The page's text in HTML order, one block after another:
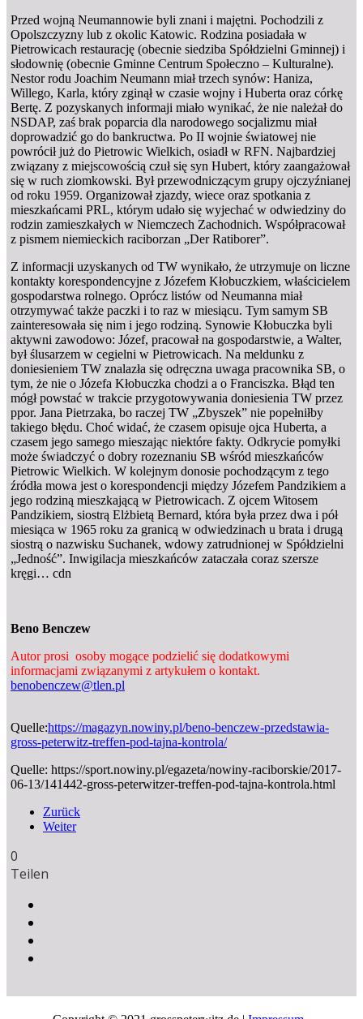
Przed wojną Neumannowie byli znani i majętni. Pochodzili z
Opolszczyzny lub z okolic Katowic. Rodzina posiadała w
Pietrowicach restaurację (obecnie siedziba Spółdzielni Gminnej) i
słodownię (obecnie Gminne Centrum Społeczno – Kulturalne).
Nestor rodu Joachim Neumann miał trzech synów: Haniza,
Willego, Karla, który zginął w czasie wojny i Huberta oraz córkę
Bertę. Z pozyskanych informaji miało wynikać, że nie należał do
NSDAP, zaś brak poparcia dla narodowego socjalizmu miał
doprowadzić go do bankructwa. Po II wojnie światowej nie
powrócił już do Pietrowic Wielkich, osiadł w RFN. Najbardziej
związany z miejscowością czuł się syn Hubert, który zaangażował
się w ruch ziomkowski. Był przewodniczącym grupy ojczyźnianej
od roku 1959. Organizował zjazdy, wiece oraz spotkania z
mieszkańcami PRL, którym udało się wyjechać w odwiedziny do
rodzin zamieszkałych w Niemczech Zachodnich. Współpracował
z pismem niemieckich raciborzan „Der Ratiborer”.
Z informacji uzyskanych od TW wynikało, że utrzymuje on liczne
kontakty korespondencyjne z Józefem Kłobuczkiem, właścicielem
gospodarstwa rolnego. Oprócz listów od Neumanna miał
otrzymywać także paczki i to raz w miesiącu. Tym samym SB
zainteresowała się nim i jego rodziną. Synowie Kłobuczka byli
aktywni zawodowo: Józef, pracował na gospodarstwie, a Walter,
był ślusarzem w cegielni w Pietrowicach. Na meldunku z
doniesieniem TW znalazła się odręczna uwaga pracownika SB, o
tym, że nie o Józefa Kłobuczka chodzi a o Franciszka. Błąd ten
mógł powstać w trakcie przygotowywania doniesienia TW przez
ppor. Jana Pietrzaka, bo raczej TW „Zbyszek” nie popełniłby
takiego błędu. Choć widać, że czasem opisuje ojca Huberta, a
czasem jego samego mieszając niektóre fakty. Odkrycie pomyłki
może świadczyć o dobry rozeznaniu SB wśród mieszkańców
Pietrowic Wielkich. W kolejnym donosie pochodzącym z tego
źródła mowa jest o korespondencji między Józefem Pandzikiem a
jego rodziną mieszkającą w Pietrowicach. Z ojcem Witosem
Pandzikiem, siostrą Elżbietą Bernard, która była przez dwa i pół
miesiąca w 1965 roku za granicą w odwiedzinach u brata i drugą
siostrą o nazwisku Suchanek, wdowy zatrudnionej w Spółdzielni
„Jedność”. Inwigilacja mieszkańców zataczała coraz szersze
kręgi… cdn
Beno Benczew
Autor prosi osoby mogące podzielić się dodatkowymi
informacjami związanymi z artykułem o kontakt.
benobenczew@tlen.pl
Quelle:https://magazyn.nowiny.pl/beno-benczew-przedstawia-
gross-peterwitz-treffen-pod-tajna-kontrola/
Quelle: https://sport.nowiny.pl/egazeta/nowiny-raciborskie/2017-
06-13/141442-gross-peterwitzer-treffen-pod-tajna-kontrola.html
Zurück
Weiter
0
Teilen